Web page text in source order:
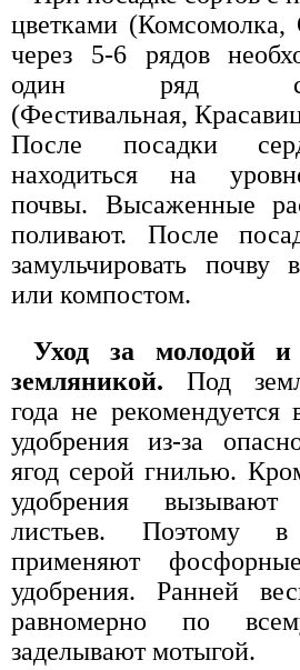
цветками
через 5-6 рядов
один ряд
(Фестивальная,
После посадки
находиться на
почвы. Высаженные
поливают. После
замульчировать
или компостом.
Уход за молодой и
земляникой. Под
года не рекомендуется
удобрения из-за
ягод серой гнилью.
удобрения
листьев. Поэтому
применяют
удобрения. Ранней
равномерно по
заделывают мотыгой.